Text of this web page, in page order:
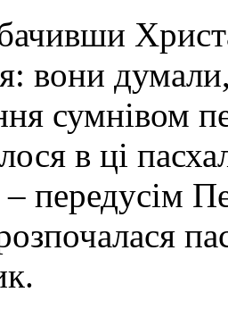
вони
сумнівом
в ці
– передусім